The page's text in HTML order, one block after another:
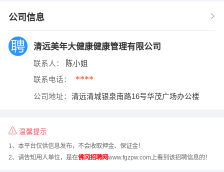
公司信息
清远美年大健康健康管理有限公司
联系人： 陈小姐
联系电话： ****
公司地址： 清远清城银泉南路16号华茂广场办公楼
温馨提示
1、本平台仅供信息发布，不会收取押金、保证金！
2、请告知用人单位，是在佛冈招聘网www.fgzpw.com上看到该招聘信息的！